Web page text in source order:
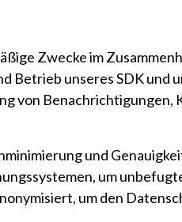
Zwecke im
Betrieb unseres SDK und
von Benachrichtigungen,
und
um
um den